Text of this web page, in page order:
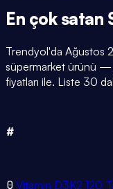
En çok satan
Trendyol'da Ağustos
süpermarket ürünü —
fiyatları ile. Liste 30
#
0 Vitamin D3K2 120